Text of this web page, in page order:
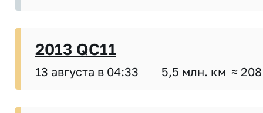
2013 QC11
13 августа в 04:33 5,5 млн. км ≈